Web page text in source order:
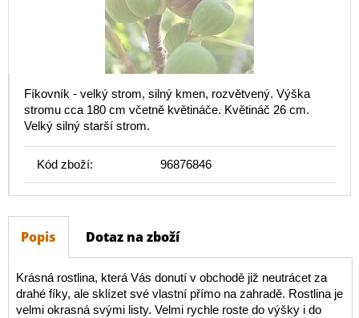
Fíkovník - velký strom, silný kmen, rozvětvený. Výška
stromu cca 180 cm včetně květináče. Květináč 26 cm.
Velký silný starší strom.
Kód zboží: 96876846
Popis Dotaz na zboží
Krásná rostlina, která Vás donutí v obchodě již neutrácet za
drahé fíky, ale sklízet své vlastní přímo na zahradě. Rostlina je
velmi okrasná svými listy. Velmi rychle roste do výšky i do